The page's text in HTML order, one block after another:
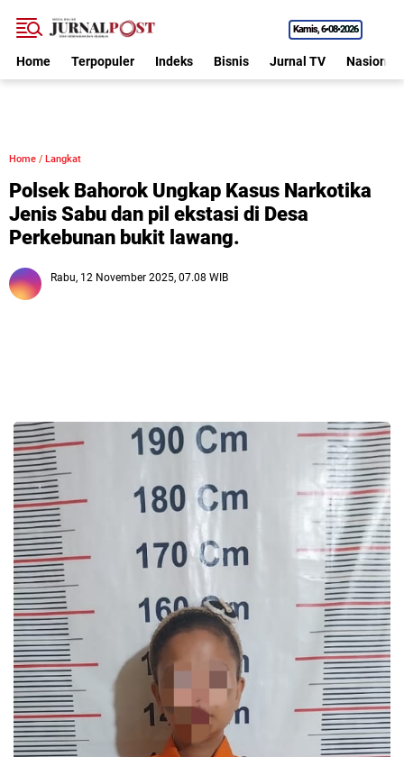
Kamis 6•08•2026
Home Terpopuler Indeks Bisnis Jurnal TV Nasional
Home / Langkat
Polsek Bahorok Ungkap Kasus Narkotika
Jenis Sabu dan pil ekstasi di Desa
Perkebunan bukit lawang.
Rabu, 12 November 2025, 07.08 WIB